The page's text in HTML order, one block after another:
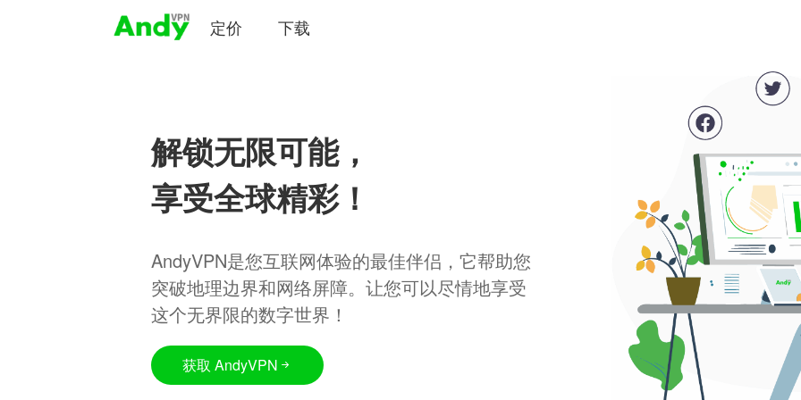
定价 下载
解锁无限可能，
享受全球精彩！
AndyVPN是您互联网体验的最佳伴侣，它帮助您
突破地理边界和网络屏障。让您可以尽情地享受
这个无界限的数字世界！
获取 AndyVPN